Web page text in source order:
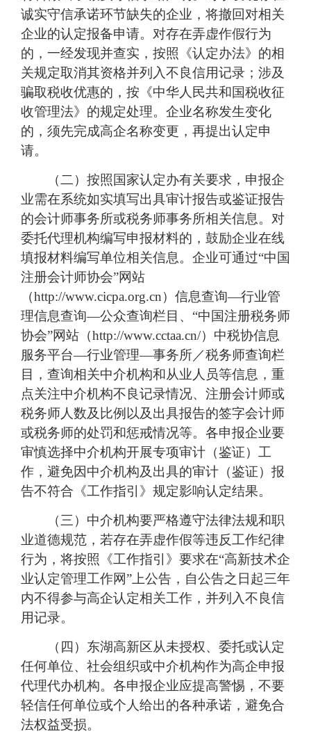
诚实守信承诺环节缺失的企业，将撤回对相关
企业的认定报备申请。对存在弄虚作假行为
的，一经发现并查实，按照《认定办法》的相
关规定取消其资格并列入不良信用记录；涉及
骗取税收优惠的，按《中华人民共和国税收征
收管理法》的规定处理。企业名称发生变化
的，须先完成高企名称变更，再提出认定申
请。
（二）按照国家认定办有关要求，申报企
业需在系统如实填写出具审计报告或鉴证报告
的会计师事务所或税务师事务所相关信息。对
委托代理机构编写申报材料的，鼓励企业在线
填报材料编写单位相关信息。企业可通过“中国
注册会计师协会”网站
（http://www.cicpa.org.cn）信息查询—行业管
理信息查询—公众查询栏目、“中国注册税务师
协会”网站（http://www.cctaa.cn/）中税协信息
服务平台—行业管理—事务所／税务师查询栏
目，查询相关中介机构和从业人员等信息，重
点关注中介机构不良记录情况、注册会计师或
税务师人数及比例以及出具报告的签字会计师
或税务师的处罚和惩戒情况等。各申报企业要
审慎选择中介机构开展专项审计（鉴证）工
作，避免因中介机构及出具的审计（鉴证）报
告不符合《工作指引》规定影响认定结果。
（三）中介机构要严格遵守法律法规和职
业道德规范，若存在弄虚作假等违反工作纪律
行为，将按照《工作指引》要求在“高新技术企
业认定管理工作网”上公告，自公告之日起三年
内不得参与高企认定相关工作，并列入不良信
用记录。
（四）东湖高新区从未授权、委托或认定
任何单位、社会组织或中介机构作为高企申报
代理代办机构。各申报企业应提高警惕，不要
轻信任何单位或个人给出的各种承诺，避免合
法权益受损。